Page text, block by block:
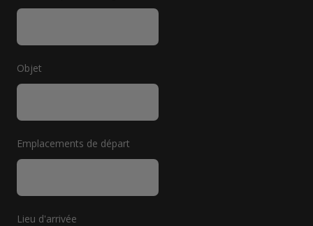
Objet
Emplacements de départ
Lieu d'arrivée